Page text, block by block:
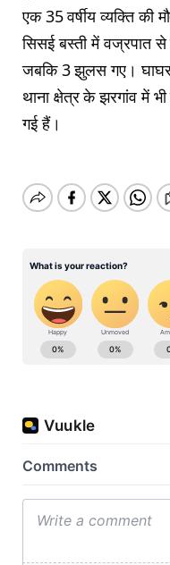
एक 35 वर्षीय व्यक्ति की
सिसई बस्ती में वज्रपात से
जबकि 3 झुलस गए।
थाना क्षेत्र के झरगांव में
गई हैं।